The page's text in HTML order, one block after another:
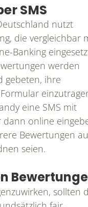
SMS
nutzt
die vergleichbar
Banking
werden
gebeten, ihre
eine SMS mit
online
Bewertungen
seien.
sollten